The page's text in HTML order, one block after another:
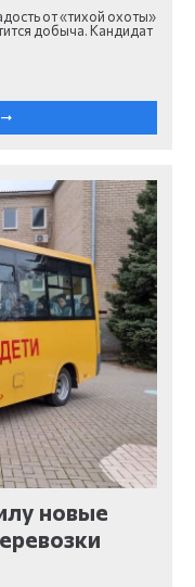
от «тихой охоты»
добыча. Кандидат
новые